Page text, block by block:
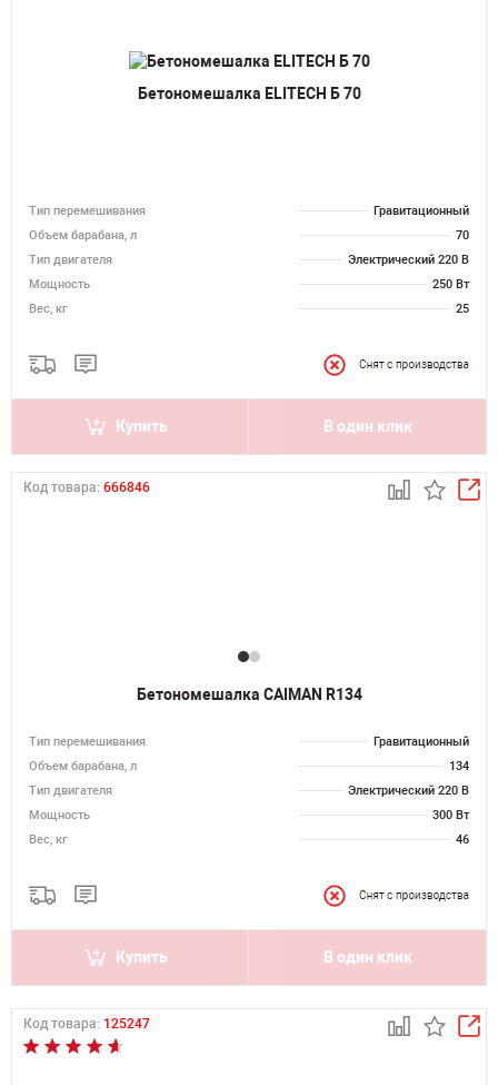
Бетономешалка ELITECH Б 70
Тип перемешивания
Гравитационный
Объем барабана, л
70
Тип двигателя
Электрический 220 В
Мощность
250 Вт
Вес, кг
25
Купить В один клик
Код товара: 666846
Бетономешалка CAIMAN R134
Тип перемешивания
Гравитационный
Объем барабана, л
134
Тип двигателя
Электрический 220 В
Мощность
300 Вт
Вес, кг
46
Купить В один клик
Код товара: 125247